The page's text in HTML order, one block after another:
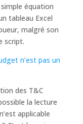
équation
tableau Excel
malgré son
script.
n’est pas un
des T&C
la lecture
applicable